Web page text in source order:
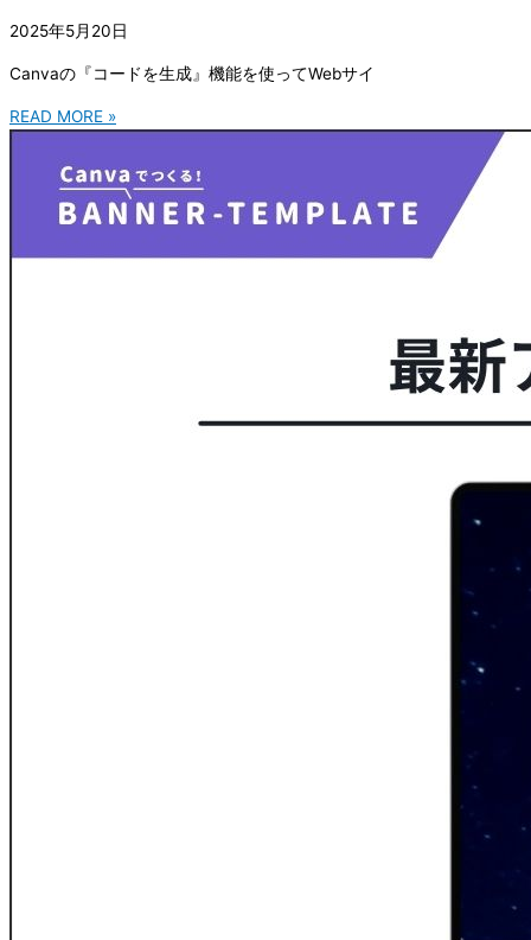
2025年5月20日
Canvaの『コードを生成』機能を使ってWebサイ
READ MORE »